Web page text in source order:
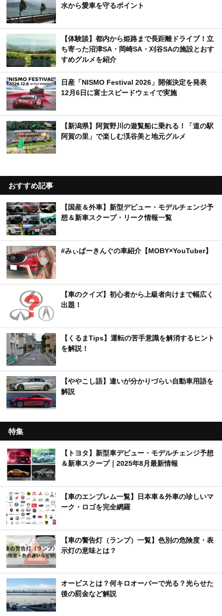
水から愛車を守るポイント
【体験談】都内から姫路まで長距離ドライブ！立
ち寄った沼津SA・岡崎SA・刈谷SAの施設とおす
すめグルメを紹介
日産「NISMO Festival 2026」開催決定を発表
12月6日に富士スピードウェイで実施
【新潟県】阿賀野川の遊覧船に乗れる！「道の駅
阿賀の里」で楽しむ渓谷美と地元グルメ
おすすめ記事
【国産＆外車】新型デビュー・モデルチェンジ予
想＆新車スクープ・リーク情報一覧
#みぃぱーきんぐの車紹介【MOBY×YouTuber】
【車のクイズ】初心者から上級者向けまで幅広く
出題！
【くるまTips】運転の苦手意識を解消するヒント
を解説！
【ややこし語】違いが分かりづらい自動車用語を
解説
特集
【トヨタ】新型車デビュー・モデルチェンジ予想
＆新車スクープ｜2025年8月最新情報
【車のエンブレム一覧】日本車＆外車の珍しいマ
ーク・ロゴを完全網羅
【車の警告灯（ランプ）一覧】色別の危険度・表
示灯の意味とは？
オービスとは？何キロオーバーで光る？光らせた
後の罰金など解説